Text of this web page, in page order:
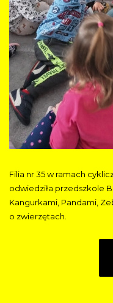
Filia nr 35 w ramach
odwiedziła przedszkole
Kangurkami, Pandami,
o zwierzętach.